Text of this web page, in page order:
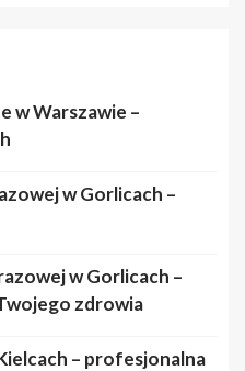
w Warszawie –
w Gorlicach –
w Gorlicach –
zdrowia
– profesjonalna